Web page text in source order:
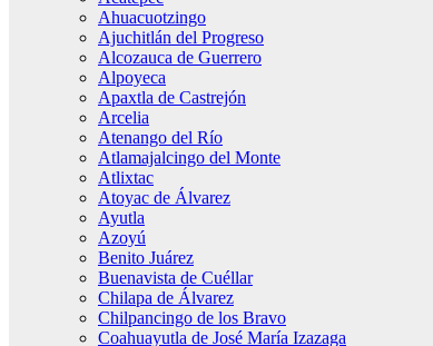
Ahuacuotzingo
Ajuchitlán del Progreso
Alcozauca de Guerrero
Alpoyeca
Apaxtla de Castrejón
Arcelia
Atenango del Río
Atlamajalcingo del Monte
Atlixtac
Atoyac de Álvarez
Ayutla
Azoyú
Benito Juárez
Buenavista de Cuéllar
Chilapa de Álvarez
Chilpancingo de los Bravo
Coahuayutla de José María Izazaga